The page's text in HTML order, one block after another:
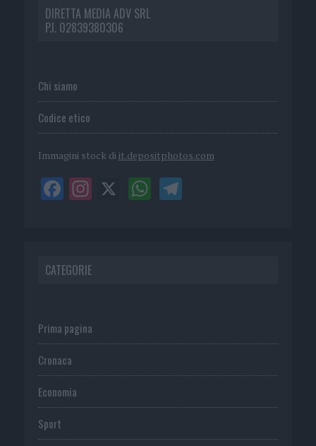
DIRETTA MEDIA ADV SRL
P.I. 02839380306
Chi siamo
Codice etico
Immagini stock di it.depositphotos.com
CATEGORIE
Prima pagina
Cronaca
Economia
Sport